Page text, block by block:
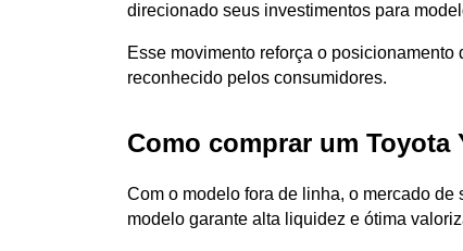
direcionado seus investimentos para
Esse movimento reforça o
reconhecido pelos consumidores.
Como comprar um Toyota
Com o modelo fora de linha, o mercado
modelo garante alta liquidez e ótima